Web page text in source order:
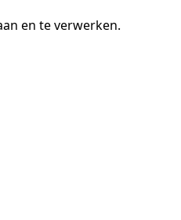
en te verwerken.